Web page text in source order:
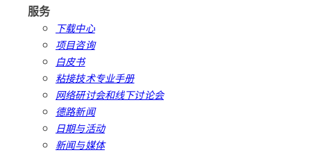
服务
下载中心
项目咨询
白皮书
粘接技术专业手册
网络研讨会和线下讨论会
德路新闻
日期与活动
新闻与媒体